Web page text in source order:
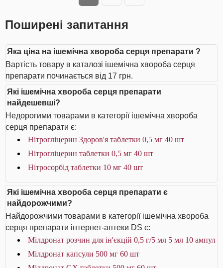
Поширені запитання
Яка ціна на ішемічна хвороба серця препарати ?
Вартість товару в каталозі ішемічна хвороба серця
препарати починається від 17 грн.
Які ішемічна хвороба серця препарати
найдешевші?
Недорогими товарами в категорії ішемічна хвороба
серця препарати є:
Нітрогліцерин Здоров'я таблетки 0,5 мг 40 шт
Нітрогліцерин таблетки 0,5 мг 40 шт
Нітросорбід таблетки 10 мг 40 шт
Які ішемічна хвороба серця препарати є
найдорожчими?
Найдорожчими товарами в категорії ішемічна хвороба
серця препарати інтернет-аптеки DS є:
Мілдронат розчин для ін'єкцій 0,5 г/5 мл 5 мл 10 ампул
Мілдронат капсули 500 мг 60 шт